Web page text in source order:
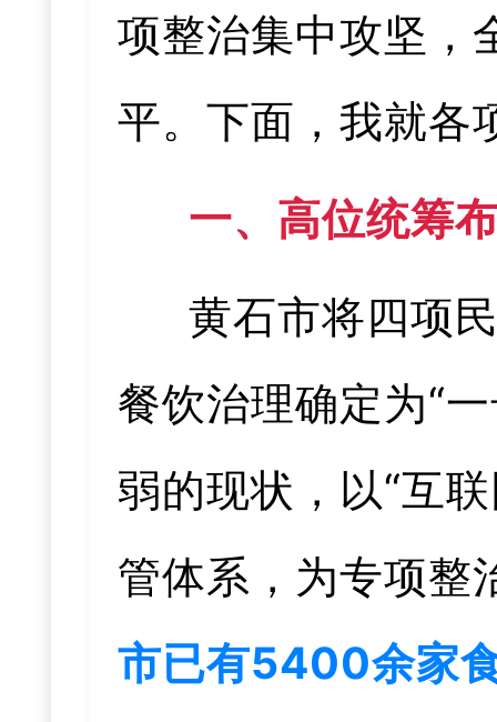
项整治集中攻坚，
平。下面，我就各
一、高位统筹
黄石市将四项
餐饮治理确定为“
弱的现状，以“互
管体系，为专项整
市已有5400余家